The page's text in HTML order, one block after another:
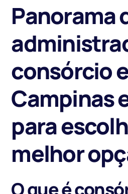
Panorama
consórcio
Campinas
para
melhor